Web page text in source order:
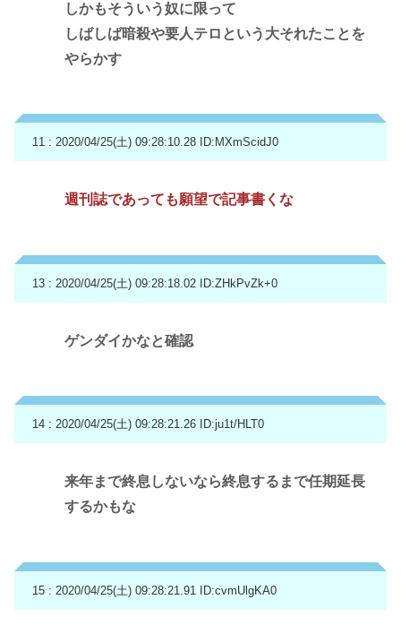
しかもそういう奴に限って
しばしば暗殺や要人テロという大それたことを
やらかす
11 : 2020/04/25(土) 09:28:10.28 ID:MXmScidJ0
週刊誌であっても願望で記事書くな
13 : 2020/04/25(土) 09:28:18.02 ID:ZHkPvZk+0
ゲンダイかなと確認
14 : 2020/04/25(土) 09:28:21.26 ID:ju1t/HLT0
来年まで終息しないなら終息するまで任期延長
するかもな
15 : 2020/04/25(土) 09:28:21.91 ID:cvmUlgKA0